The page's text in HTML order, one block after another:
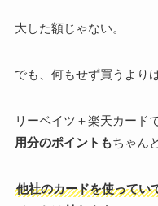
大した額じゃない。
でも、何もせず買うより
リーベイツ＋楽天カード
用分のポイントもちゃん
他社のカードを使ってい